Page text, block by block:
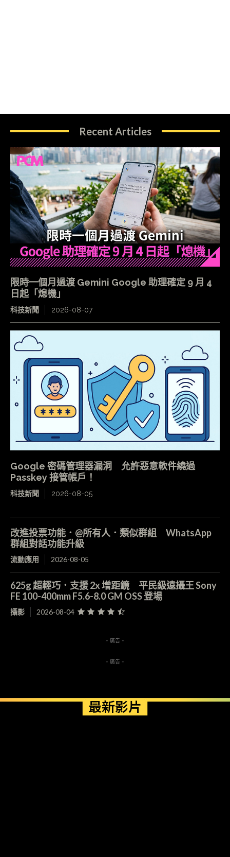
Recent Articles
限時一個月過渡 Gemini Google 助理確定 9 月 4
日起「熄機」
科技新聞 2026-08-07
Google 密碼管理器漏洞 允許惡意軟件繞過
Passkey 接管帳戶！
科技新聞 2026-08-05
改進投票功能．@所有人．類似群組 WhatsApp
群組對話功能升級
流動應用 2026-08-05
625g 超輕巧．支援 2x 增距鏡 平民級遠攝王 Sony
FE 100-400mm F5.6-8.0 GM OSS 登場
攝影 2026-08-04
- 廣告 -
- 廣告 -
最新影片